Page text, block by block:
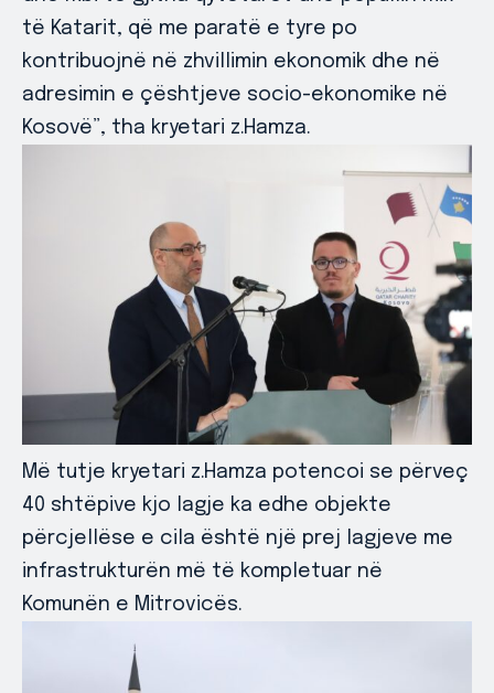
të Katarit, që me paratë e tyre po
kontribuojnë në zhvillimin ekonomik dhe në
adresimin e çështjeve socio-ekonomike në
Kosovë”, tha kryetari z.Hamza.
Më tutje kryetari z.Hamza potencoi se përveç
40 shtëpive kjo lagje ka edhe objekte
përcjellëse e cila është një prej lagjeve me
infrastrukturën më të kompletuar në
Komunën e Mitrovicës.